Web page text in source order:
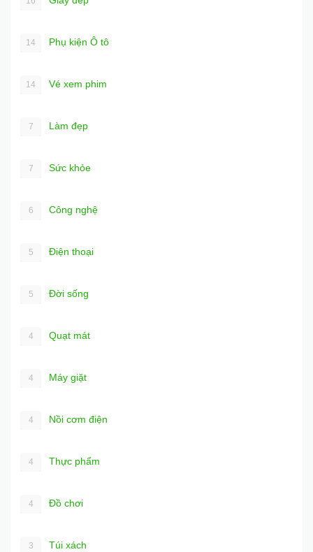
14 Phụ kiện Ô tô
14 Vé xem phim
7 Làm đẹp
7 Sức khỏe
6 Công nghệ
5 Điện thoại
5 Đời sống
4 Quạt mát
4 Máy giặt
4 Nồi cơm điện
4 Thực phẩm
4 Đồ chơi
3 Túi xách